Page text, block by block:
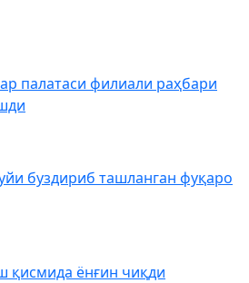
палатаси филиали раҳбари
буздириб ташланган фуқаро
қисмида ёнғин чиқди